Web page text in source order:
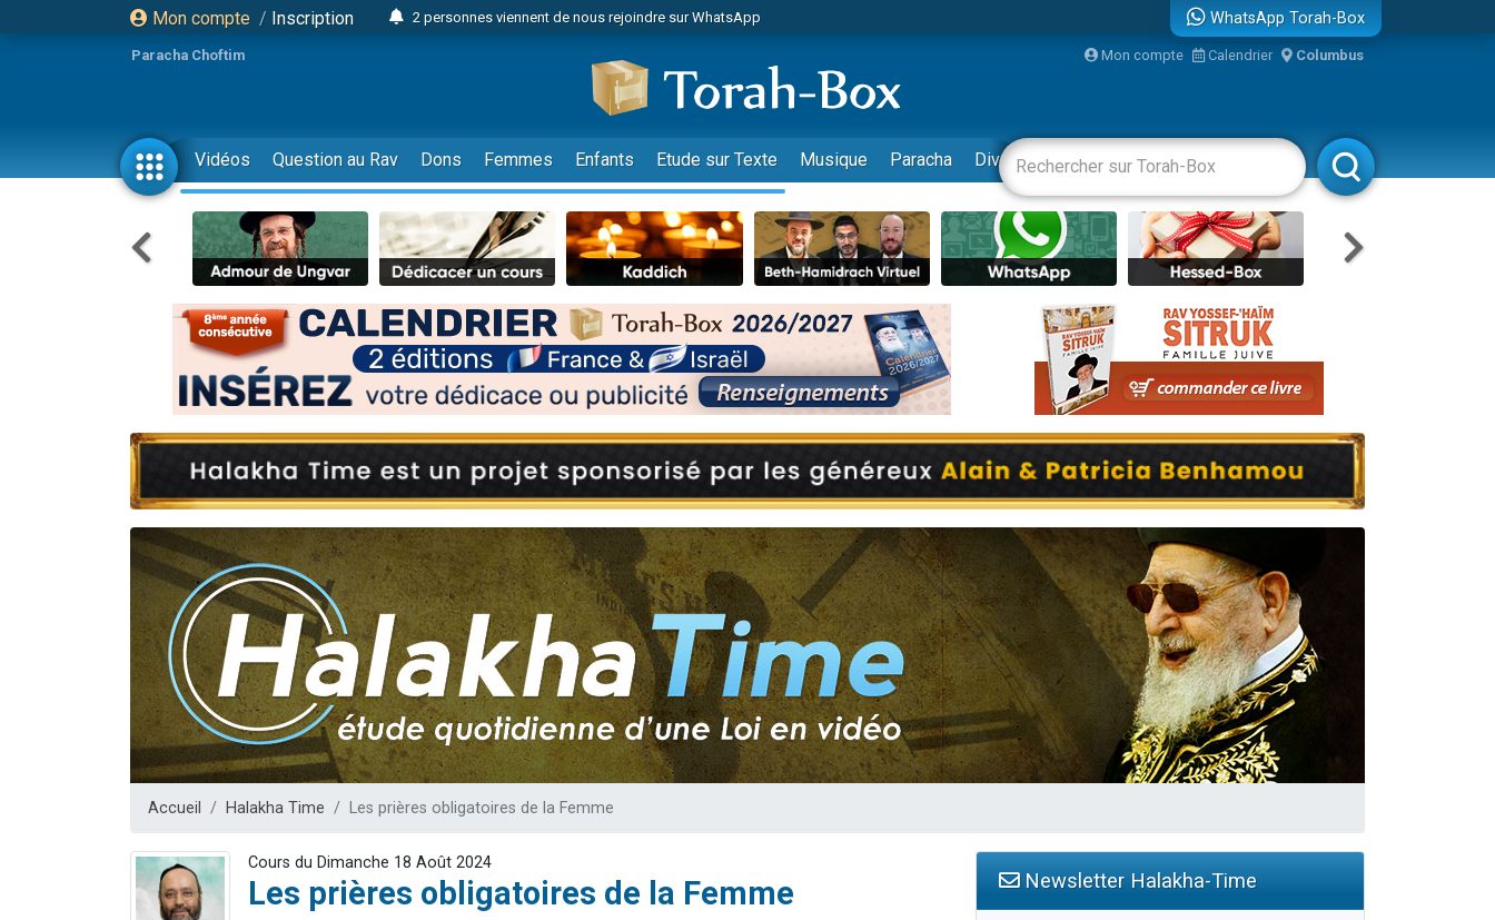
Mon compte / Inscription
2 personnes viennent de nous rejoindre sur WhatsApp
3 personnes viennent de faire un don pour Événements Torah-Box
2 personnes viennent de faire un don pour Tsédaka : pauvres d'Israel
3 personnes viennent de nous rejoindre sur WhatsApp
11 personnes viennent de demander une bénédiction
3 personnes viennent de faire un don pour Diane, 80 ans, dans un appartement insalubre
Il reste 49 places pour étudier en groupe sur Zoom
2 personnes viennent de nous rejoindre sur WhatsApp
29 personnes viennent de demander une bénédiction
Il reste 49 places pour étudier en groupe sur Zoom
2 personnes viennent de nous rejoindre sur WhatsApp
6 personnes viennent de nous rejoindre sur WhatsApp
2 personnes viennent de faire un don pour 1 Journée de Vacances Pour les Enfants
4 personnes viennent de nous rejoindre sur WhatsApp
Il reste 49 places pour étudier en groupe sur Zoom
Eva vient de donner son Maasser
Eli vient de donner son Maasser
WhatsApp Torah-Box
Paracha Choftim Mon compte Calendrier Columbus
Vidéos Question au Rav Dons Femmes Enfants Etude sur Texte Musique Paracha Divertissements Livres Rabbanim
Accueil Halakha Time Les prières obligatoires de la Femme
Cours du Dimanche 18 Août 2024
Les prières obligatoires de la Femme Newsletter Halakha-Time